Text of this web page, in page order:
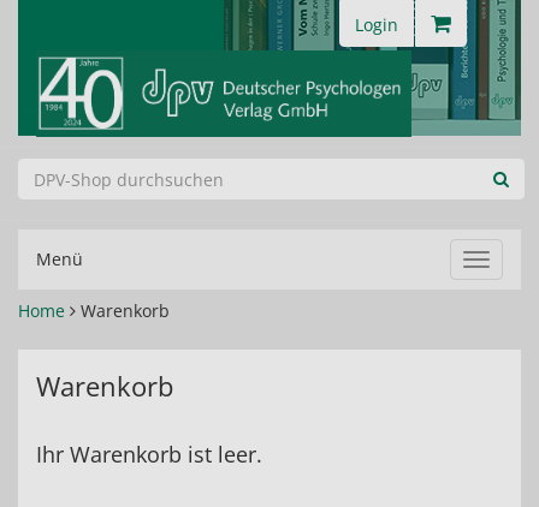
Login
Menü
ein-/
Home
Warenkorb
Warenkorb
Ihr Warenkorb ist leer.